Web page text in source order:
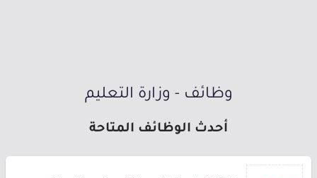
وظائف - وزارة التعليم
أحدث الوظائف المتاحة